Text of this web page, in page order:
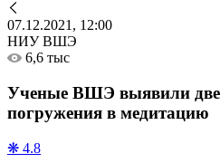
07.12.2021, 12:00
НИУ ВШЭ
6,6 тыс
Ученые ВШЭ выявили две
погружения в медитацию
❋ 4.8